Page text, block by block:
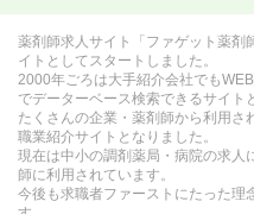
薬剤師求人サイト「ファゲット薬剤
イトとしてスタートしました。
2000年ごろは大手紹介会社でも
でデーターベース検索できるサイト
たくさんの企業・薬剤師から利用
職業紹介サイトとなりました。
現在は中小の調剤薬局・病院の求人
師に利用されています。
今後も求職者ファーストにたった理